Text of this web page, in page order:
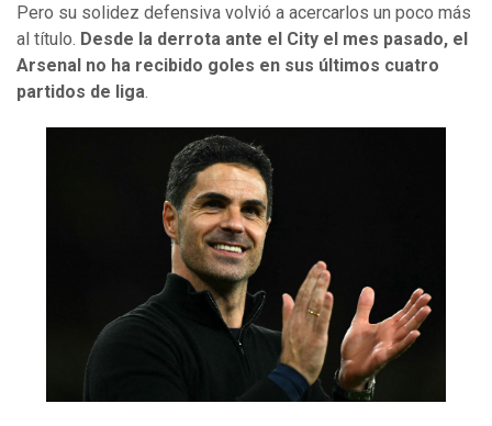
Pero su solidez defensiva volvió a acercarlos un poco más
al título. Desde la derrota ante el City el mes pasado, el
Arsenal no ha recibido goles en sus últimos cuatro
partidos de liga.